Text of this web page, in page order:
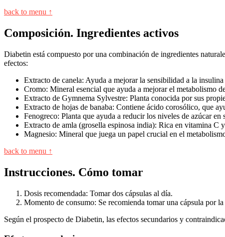
back to menu ↑
Composición. Ingredientes activos
Diabetin está compuesto por una combinación de ingredientes
efectos:
Extracto de canela: Ayuda a mejorar la sensibilidad a la
Cromo: Mineral esencial que ayuda a mejorar el metabolismo
Extracto de Gymnema Sylvestre: Planta conocida por sus
Extracto de hojas de banaba: Contiene ácido corosólico, que
Fenogreco: Planta que ayuda a reducir los niveles de azúcar
Extracto de amla (grosella espinosa india): Rica en vitamina C
Magnesio: Mineral que juega un papel crucial en el
back to menu ↑
Instrucciones. Cómo tomar
Dosis recomendada: Tomar dos cápsulas al día.
Momento de consumo: Se recomienda tomar una cápsula por
Según el prospecto de Diabetin, las efectos secundarios y